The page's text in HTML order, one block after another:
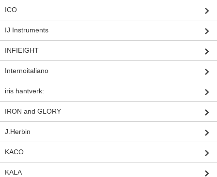
ICO
IJ Instruments
INFIEIGHT
Internoitaliano
iris hantverk:
IRON and GLORY
J.Herbin
KACO
KALA